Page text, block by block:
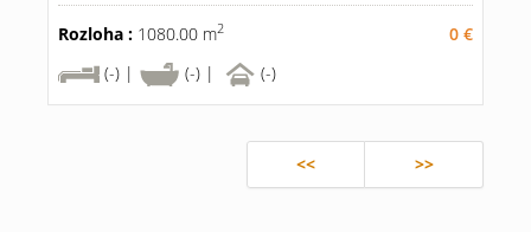
Rozloha : 1080.00 m2
0 €
(-) |
(-) | (-)
<< >>